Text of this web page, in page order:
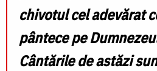
chivotul cel adevărat
pântece pe
Cântările de astăzi